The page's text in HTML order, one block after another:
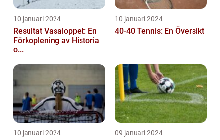
10 januari 2024
Resultat Vasaloppet: En
Förkoplening av Historia
o...
10 januari 2024
40-40 Tennis: En Översikt
10 januari 2024 09 januari 2024